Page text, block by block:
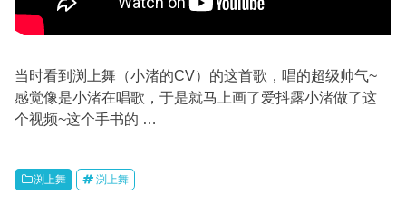
当时看到渕上舞（小渚的CV）的这首歌，唱的超级帅气~
感觉像是小渚在唱歌，于是就马上画了爱抖露小渚做了这
个视频~这个手书的 …
渕上舞 渕上舞